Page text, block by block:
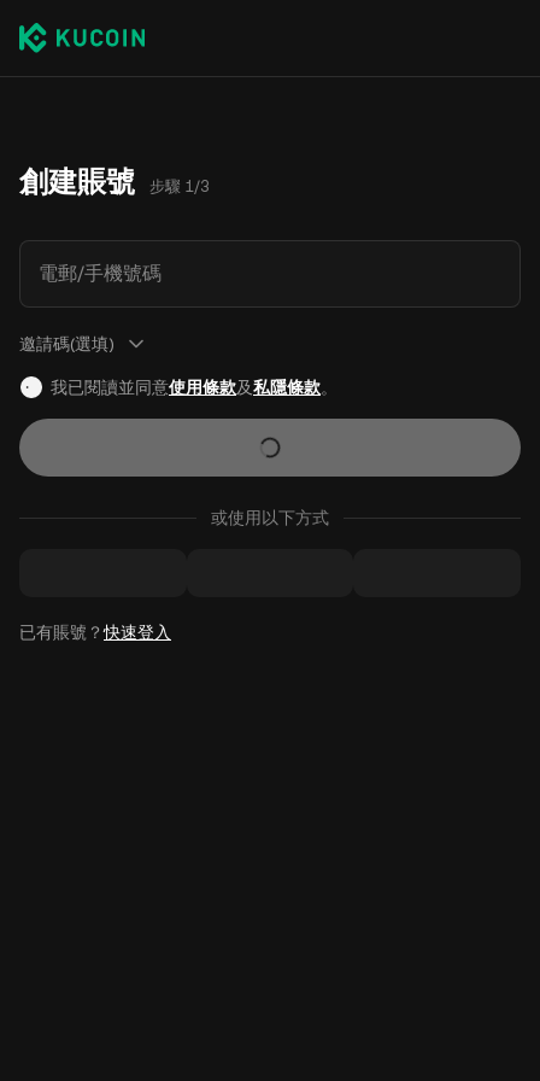
創建賬號 步驟 1/3
電郵/手機號碼
邀請碼(選填)
我已閱讀並同意使用條款及私隱條款。
或使用以下方式
已有賬號？快速登入